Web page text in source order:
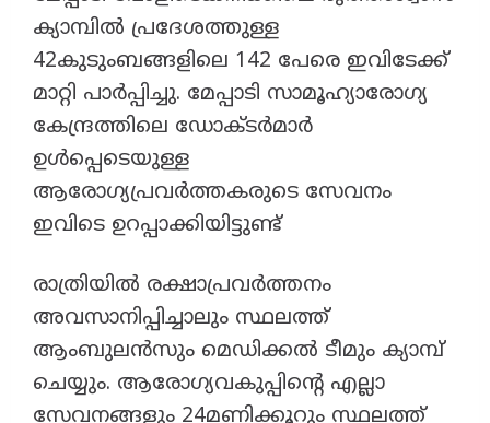
ക്യാമ്പിൽ പ്രദേശത്തുള്ള
42കുടുംബങ്ങളിലെ 142 പേരെ ഇവിടേക്ക്
മാറ്റി പാർപ്പിച്ചു. മേപ്പാടി സാമൂഹ്യാരോഗ്യ
കേന്ദ്രത്തിലെ ഡോക്ടർമാർ
ഉൾപ്പെടെയുള്ള
ആരോഗ്യപ്രവർത്തകരുടെ സേവനം
ഇവിടെ ഉറപ്പാക്കിയിട്ടുണ്ട്
രാത്രിയിൽ രക്ഷാപ്രവർത്തനം
അവസാനിപ്പിച്ചാലും സ്ഥലത്ത്
ആംബുലൻസും മെഡിക്കൽ ടീമും ക്യാമ്പ്
ചെയ്യും. ആരോഗ്യവകുപ്പിന്റെ എല്ലാ
സേവനങ്ങളും 24മണിക്കൂറും സ്ഥലത്ത്